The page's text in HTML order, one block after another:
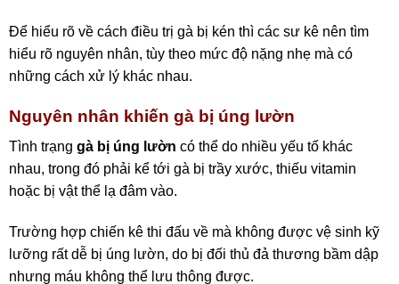
Để hiểu rõ về cách điều trị gà bị kén thì các sư kê nên tìm
hiểu rõ nguyên nhân, tùy theo mức độ nặng nhẹ mà có
những cách xử lý khác nhau.
Nguyên nhân khiến gà bị úng lườn
Tình trạng gà bị úng lườn có thể do nhiều yếu tố khác
nhau, trong đó phải kể tới gà bị trầy xước, thiếu vitamin
hoặc bị vật thể lạ đâm vào.
Trường hợp chiến kê thi đấu về mà không được vệ sinh kỹ
lưỡng rất dễ bị úng lườn, do bị đối thủ đả thương bầm dập
nhưng máu không thể lưu thông được.